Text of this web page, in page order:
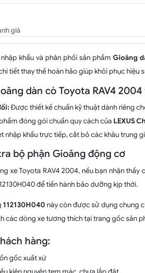
giá
khẩu và phân phối sản phẩmGioăng
tiết thay thế hoàn hảo giúp khôi phục hiệu
dàn cò Toyota RAV4
Được thiết kế chuẩn kỹ thuật dành riêng
đóng gói chuẩn quy cách của LEXUS
nhập khẩu trực tiếp, cắt bỏ các khâu trung
bộ phận Gioăng động cơ
xe Toyota RAV4 2004, nếu bạn nhận
để tiến hành bảo dưỡng kịp thời.
112130H040 này còn được sử dụng chung
các dòng xe tương thích tại trang gốc sản
hàng:
gốc xuất xứ